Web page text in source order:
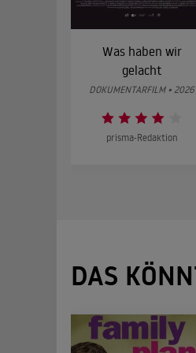
Was haben wir
gelacht
DOKUMENTARFILM • 2026
prisma-Redaktion
DAS